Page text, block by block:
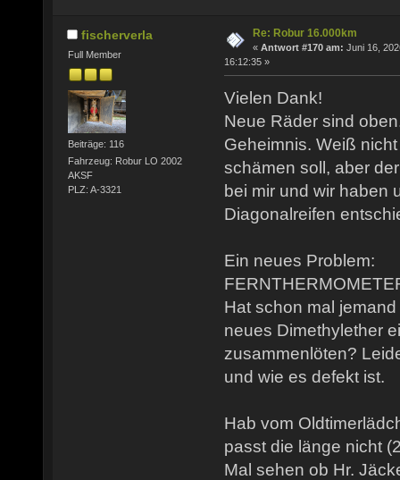
fischerverla
Full Member
Beiträge: 116
Fahrzeug: Robur LO 2002
AKSF
PLZ: A-3321
Re: Robur 16.000km
« Antwort #170 am: Juni 16,
16:12:35 »
Vielen Dank!
Neue Räder sind
Geheimnis. Weiß
schämen soll, aber
bei mir und wir haben
Diagonalreifen
Ein neues Problem:
Hat schon mal
neues Dimethylether
zusammenlöten?
und wie es defekt ist.
Hab vom
passt die länge nicht
Mal sehen ob Hr.